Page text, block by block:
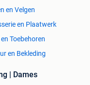
en Velgen
en Plaatwerk
Toebehoren
en Bekleding
| Dames